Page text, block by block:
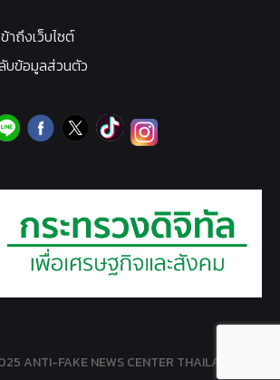
าถึงเว็บไซต์
บข้อมูลส่วนตัว
ANTI-FAKE NEWS CENTER THAILAND